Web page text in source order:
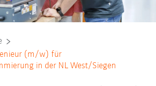
(m/w) für
in der NL West/Siegen